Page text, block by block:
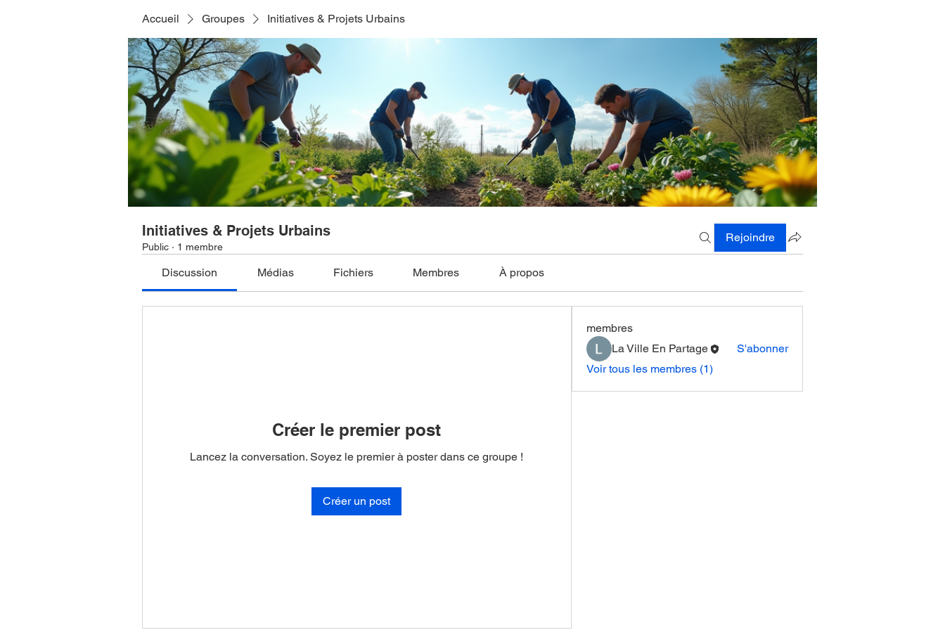
Accueil Groupes Initiatives & Projets Urbains
Initiatives & Projets Urbains
Public · 1 membre
Rejoindre
Discussion Médias Fichiers Membres À propos
Créer le premier post
Lancez la conversation. Soyez le premier à poster dans ce groupe !
Créer un post
membres
La Ville En Partage
S'abonner
Voir tous les membres (1)